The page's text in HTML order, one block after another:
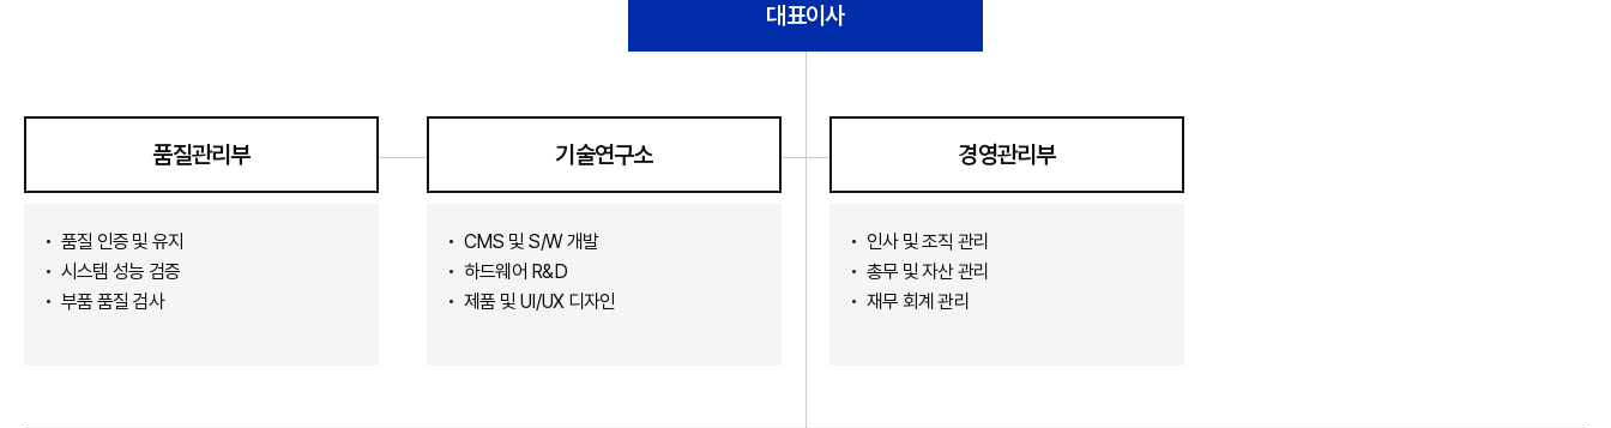
대표이사
품질관리부
품질 인증 및 유지
시스템 성능 검증
부품 품질 검사
기술연구소
CMS 및 S/W 개발
하드웨어 R&D
제품 및 UI/UX 디자인
경영관리부
인사 및 조직 관리
총무 및 자산 관리
재무 회계 관리